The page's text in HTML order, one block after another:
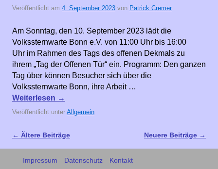
Veröffentlicht am 4. September 2023 von Patrick Cremer
Am Sonntag, den 10. September 2023 lädt die
Volkssternwarte Bonn e.V. von 11:00 Uhr bis 16:00
Uhr im Rahmen des Tags des offenen Dekmals zu
ihrem „Tag der Offenen Tür“ ein. Programm: Den ganzen
Tag über können Besucher sich über die
Volkssternwarte Bonn, ihre Arbeit …
Weiterlesen →
Veröffentlicht unter Allgemein
Artikelnavigation
← Ältere Beiträge Neuere Beiträge →
Impressum Datenschutz Kontakt